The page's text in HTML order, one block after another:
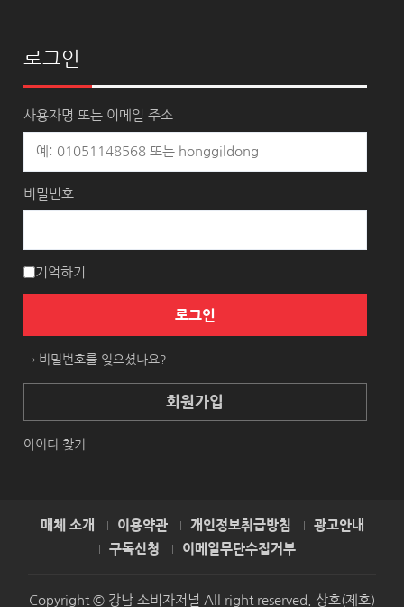
로그인
사용자명 또는 이메일 주소
비밀번호
기억하기
로그인
→ 비밀번호를 잊으셨나요?
회원가입
아이디 찾기
매체 소개 이용약관 개인정보취급방침
광고안내
구독신청
이메일무단수집거부
Copyright © 강남 소비자저널 All right reserved. 상호(제호)